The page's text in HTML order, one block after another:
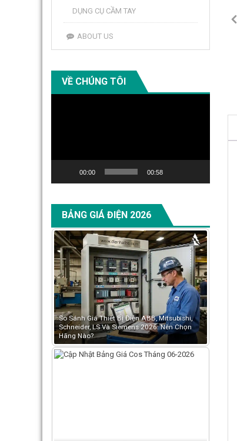
DỤNG CỤ CẦM TAY
ABOUT US
VỀ CHÚNG TÔI
00:00 00:58
BẢNG GIÁ ĐIỆN 2026
So Sánh Giá Thiết Bị Điện ABB, Mitsubishi,
Schneider, LS Và Siemens 2026: Nên Chọn
Hãng Nào?